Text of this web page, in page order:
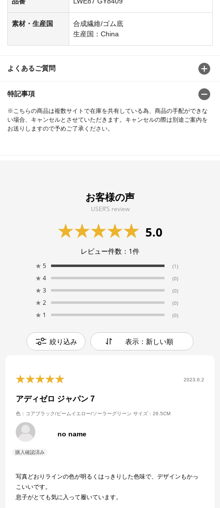
素材・生産国
合成繊維/ゴム底
生産国：China
よくあるご質問
特記事項
※こちらの商品は複数サイトで在庫を共有している為、商品の手配ができな
い場合、キャンセルとさせていただきます。キャンセルの際は別途ご案内を
お送りしますので予めご了承ください。
お客様の声
USER’S review
5.0
レビュー件数： 1件
★ 5 (1)
★ 4 (0)
★ 3 (0)
★ 2 (0)
★ 1 (0)
絞り込み 表示：新しい順
2023.6.2
アディゼロ ジャパン 7
色：コアブラック/ビームイエロー/ソーラーグリーン サイズ：26.5CM
no name
写真どおりラインの色が明るくはっきりした色味で、デザインもかっ
こいいです。
息子がとても気に入って履いています。